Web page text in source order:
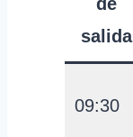
salida
09:30